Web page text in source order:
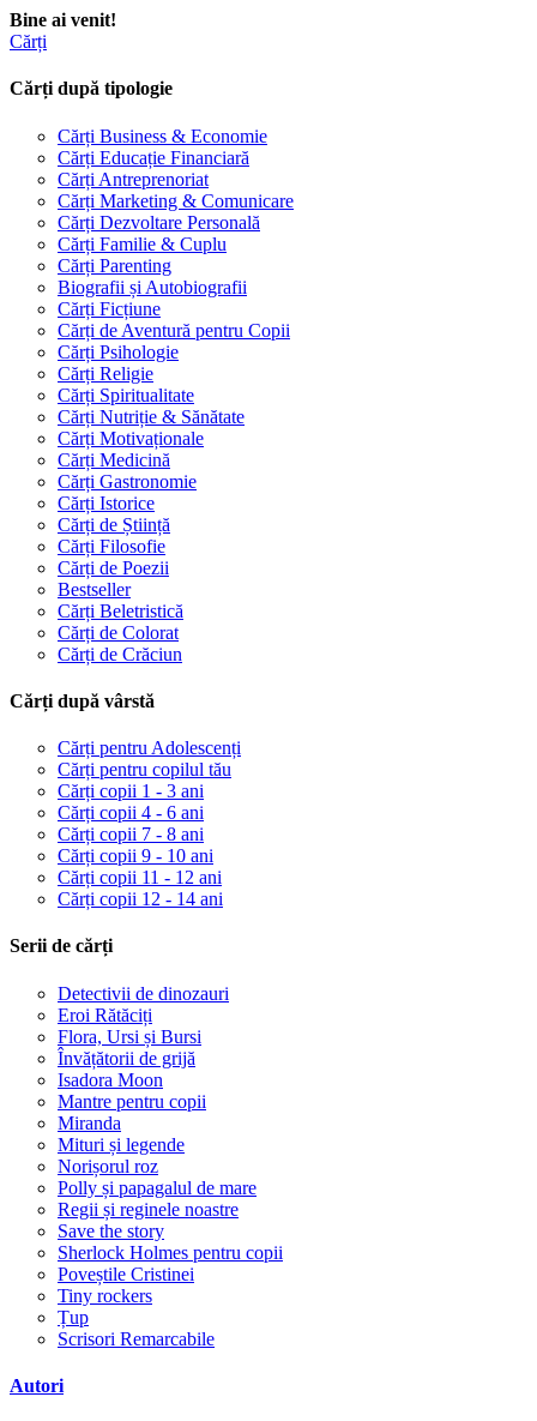
Bine ai venit!
Cărți
Cărți după tipologie
Cărți Business & Economie
Cărți Educație Financiară
Cărți Antreprenoriat
Cărți Marketing & Comunicare
Cărți Dezvoltare Personală
Cărți Familie & Cuplu
Cărți Parenting
Biografii și Autobiografii
Cărți Ficțiune
Cărți de Aventură pentru Copii
Cărți Psihologie
Cărți Religie
Cărți Spiritualitate
Cărți Nutriție & Sănătate
Cărți Motivaționale
Cărți Medicină
Cărți Gastronomie
Cărți Istorice
Cărți de Știință
Cărți Filosofie
Cărți de Poezii
Bestseller
Cărți Beletristică
Cărți de Colorat
Cărți de Crăciun
Cărți după vârstă
Cărți pentru Adolescenți
Cărți pentru copilul tău
Cărți copii 1 - 3 ani
Cărți copii 4 - 6 ani
Cărți copii 7 - 8 ani
Cărți copii 9 - 10 ani
Cărți copii 11 - 12 ani
Cărți copii 12 - 14 ani
Serii de cărți
Detectivii de dinozauri
Eroi Rătăciți
Flora, Ursi și Bursi
Învățătorii de grijă
Isadora Moon
Mantre pentru copii
Miranda
Mituri și legende
Norișorul roz
Polly și papagalul de mare
Regii și reginele noastre
Save the story
Sherlock Holmes pentru copii
Poveștile Cristinei
Tiny rockers
Țup
Scrisori Remarcabile
Autori